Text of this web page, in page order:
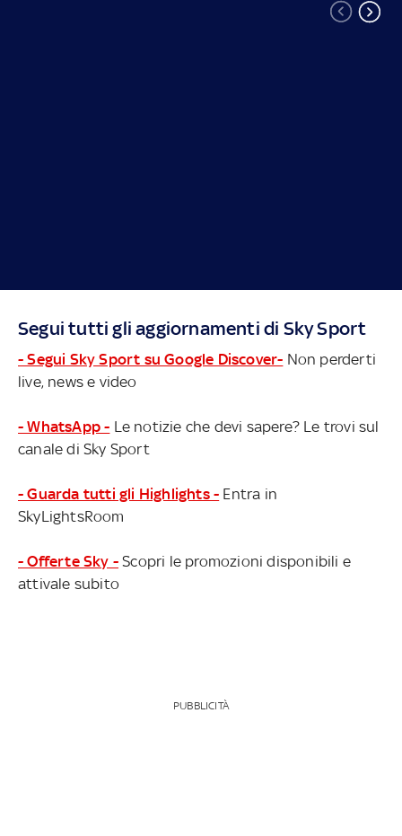
Segui tutti gli aggiornamenti di Sky Sport
- Segui Sky Sport su Google Discover- Non perderti
live, news e video
- WhatsApp - Le notizie che devi sapere? Le trovi sul
canale di Sky Sport
- Guarda tutti gli Highlights - Entra in
SkyLightsRoom
- Offerte Sky - Scopri le promozioni disponibili e
attivale subito
PUBBLICITÀ